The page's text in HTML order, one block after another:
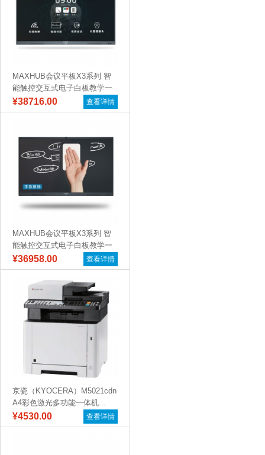
MAXHUB会议平板X3系列 智
能触控交互式电子白板教学一
体机远...
¥38716.00 查看详情
MAXHUB会议平板X3系列 智
能触控交互式电子白板教学一
体机远...
¥36958.00 查看详情
京瓷（KYOCERA）M5021cdn
A4彩色激光多功能一体机...
¥4530.00 查看详情